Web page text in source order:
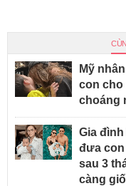
Mỹ
con cho
choáng
Gia
đưa con
sau 3
càng